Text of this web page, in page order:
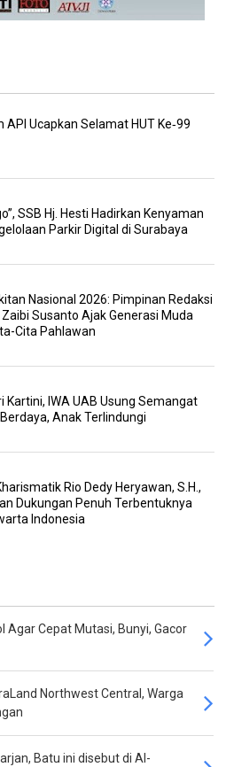
API Ucapkan Selamat HUT Ke‑99
SSB Hj. Hesti Hadirkan Kenyaman
Parkir Digital di Surabaya
Nasional 2026: Pimpinan Redaksi
Zaibi Susanto Ajak Generasi Muda
Cita Pahlawan
Kartini, IWA UAB Usung Semangat
Anak Terlindungi
Rio Dedy Heryawan, S.H.,
Dukungan Penuh Terbentuknya
Indonesia
Agar Cepat Mutasi, Bunyi, Gacor
Northwest Central, Warga
Batu ini disebut di Al-